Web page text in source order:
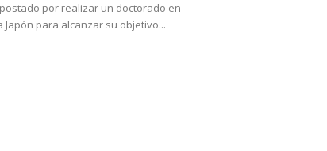
por realizar un doctorado en
para alcanzar su objetivo...